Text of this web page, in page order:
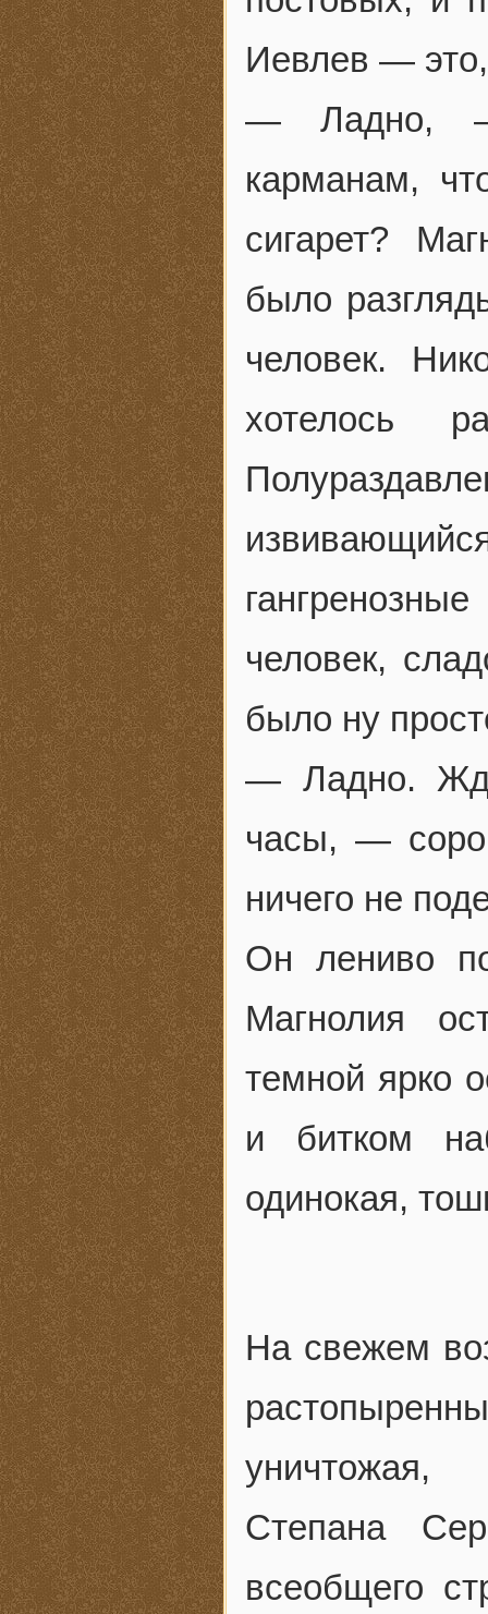
Иевлев —
— Ладно, —
карманам,
сигарет?
было
человек.
хотелось
человек,
было ну
— Ладно.
часы, —
ничего не
Он лениво
Магнолия
темной ярко
и битком
одинокая,
На свежем
уничтожая,
Степана
всеобщего